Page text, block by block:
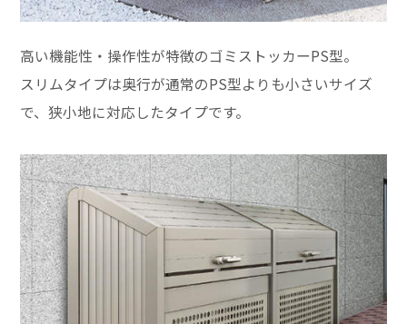
高い機能性・操作性が特徴のゴミストッカーPS型。
スリムタイプは奥行が通常のPS型よりも小さいサイズ
で、狭小地に対応したタイプです。